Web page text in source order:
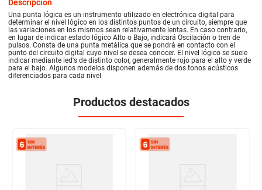
Descripción
Una punta lógica es un instrumento utilizado en electrónica digital para
determinar el nivel lógico en los distintos puntos de un circuito, siempre que
las variaciones en los mismos sean relativamente lentas. En caso contrario,
en lugar de indicar estado lógico Alto o Bajo, indicará Oscilación o tren de
pulsos. Consta de una punta metálica que se pondrá en contacto con el
punto del circuito digital cuyo nivel se desea conocer. El nivel lógico se suele
indicar mediante led's de distinto color, generalmente rojo para el alto y verde
para el bajo. Algunos modelos disponen además de dos tonos acústicos
diferenciados para cada nivel
Productos destacados